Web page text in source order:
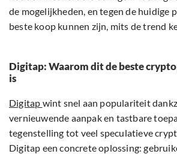
de mogelijkheden, en tegen de huidige
beste koop kunnen zijn, mits de trend
Digitap: Waarom dit de beste
is
Digitap wint snel aan populariteit
vernieuwende aanpak en tastbare
tegenstelling tot veel speculatieve
Digitap een concrete oplossing: